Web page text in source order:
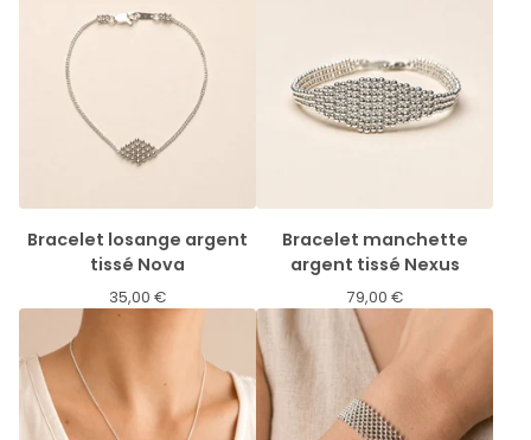
Bracelet losange argent
tissé Nova
35,00 €
Bracelet manchette
argent tissé Nexus
79,00 €